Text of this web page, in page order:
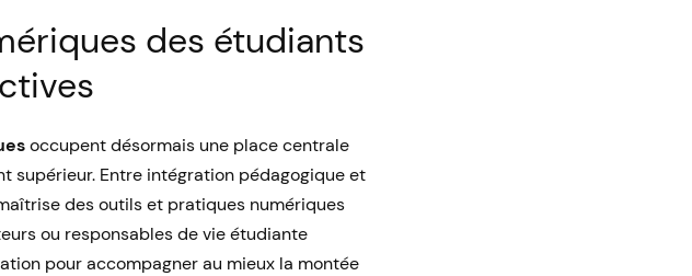
des étudiants
occupent désormais une place centrale
supérieur. Entre intégration pédagogique et
des outils et pratiques numériques
ou responsables de vie étudiante
pour accompagner au mieux la montée